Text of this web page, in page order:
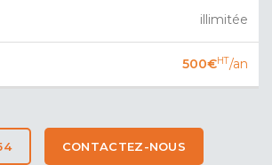
illimitée
500€HT/an
CONTACTEZ-NOUS